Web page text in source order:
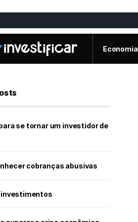
Economia
se tornar um investidor de
cobranças abusivas
investimentos